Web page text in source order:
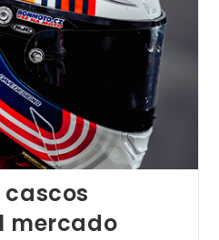
cascos
mercado